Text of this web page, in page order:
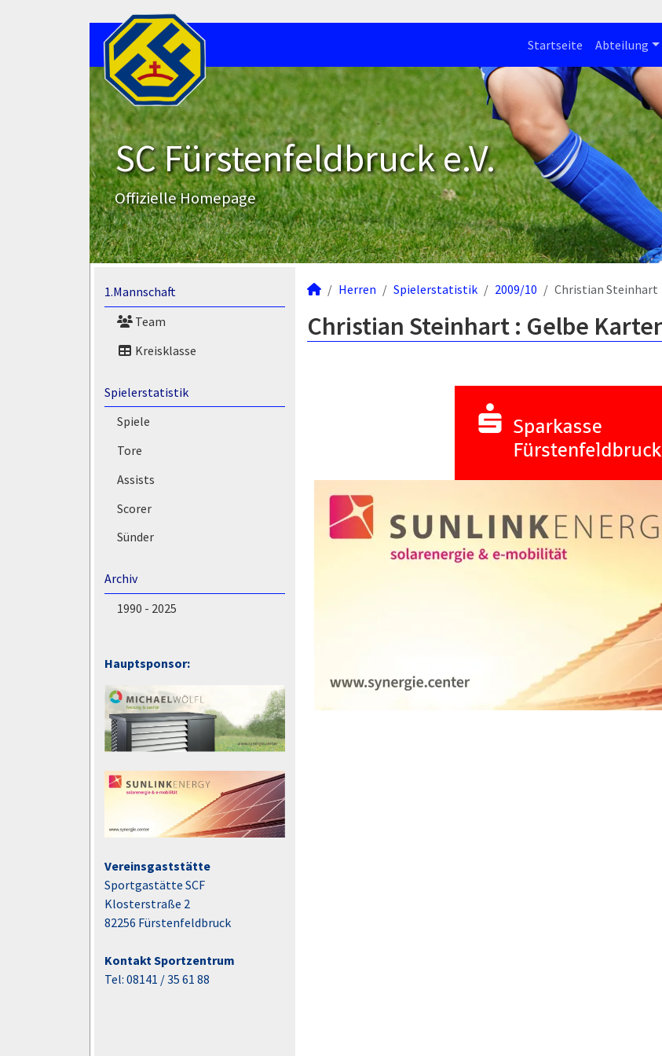
Startseite Abteilung
SC Fürstenfeldbruck e.V.
Offizielle Homepage
1.Mannschaft
Team
Kreisklasse
Spielerstatistik
Spiele
Tore
Assists
Scorer
Sünder
Archiv
1990 - 2025
Hauptsponsor:
Vereinsgaststätte
Sportgastätte SCF
Klosterstraße 2
82256 Fürstenfeldbruck
Kontakt Sportzentrum
Tel: 08141 / 35 61 88
Herren Spielerstatistik 2009/10 Christian Steinhart
Christian Steinhart : Gelbe